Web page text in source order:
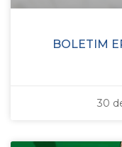
BOLETIM
30